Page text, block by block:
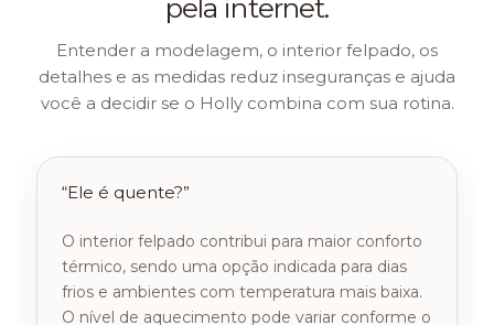
pela internet.
Entender a modelagem, o interior felpado, os
detalhes e as medidas reduz inseguranças e ajuda
você a decidir se o Holly combina com sua rotina.
“Ele é quente?”
O interior felpado contribui para maior conforto
térmico, sendo uma opção indicada para dias
frios e ambientes com temperatura mais baixa.
O nível de aquecimento pode variar conforme o